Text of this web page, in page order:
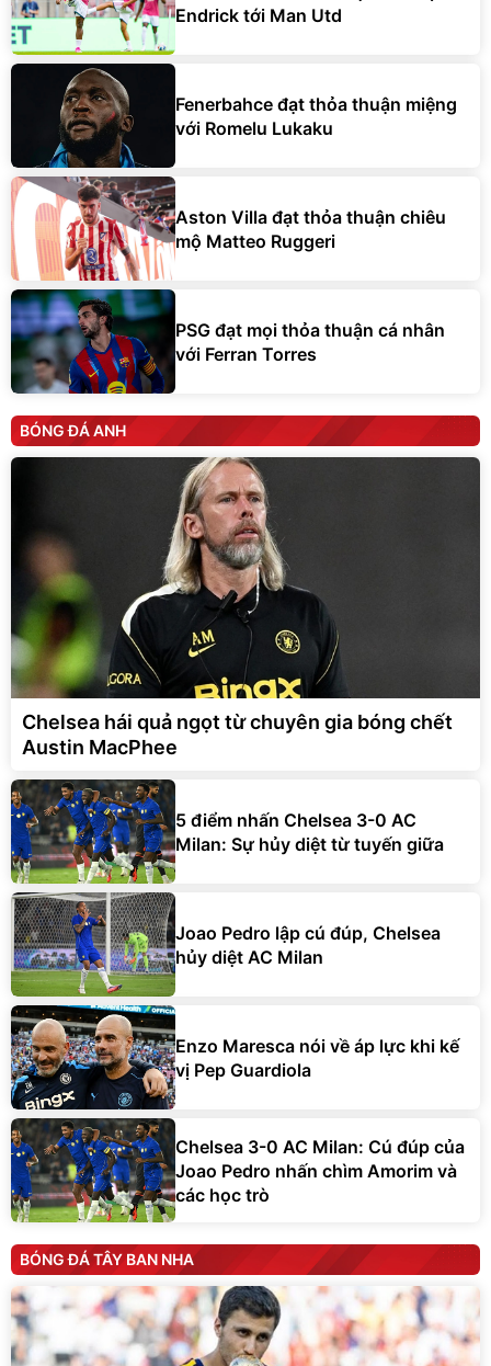
Endrick tới Man Utd
Fenerbahce đạt thỏa thuận miệng
với Romelu Lukaku
Aston Villa đạt thỏa thuận chiêu
mộ Matteo Ruggeri
PSG đạt mọi thỏa thuận cá nhân
với Ferran Torres
BÓNG ĐÁ ANH
Chelsea hái quả ngọt từ chuyên gia bóng chết
Austin MacPhee
5 điểm nhấn Chelsea 3-0 AC
Milan: Sự hủy diệt từ tuyến giữa
Joao Pedro lập cú đúp, Chelsea
hủy diệt AC Milan
Enzo Maresca nói về áp lực khi kế
vị Pep Guardiola
Chelsea 3-0 AC Milan: Cú đúp của
Joao Pedro nhấn chìm Amorim và
các học trò
BÓNG ĐÁ TÂY BAN NHA